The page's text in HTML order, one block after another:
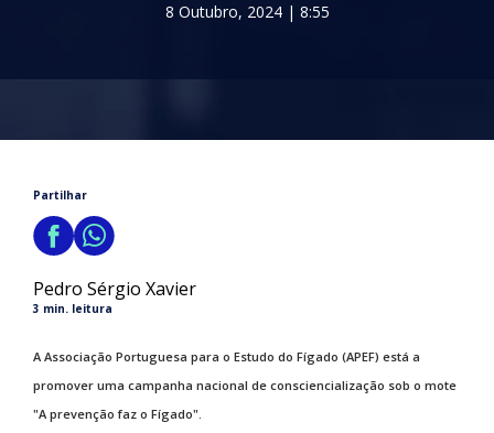
8 Outubro, 2024 | 8:55
Partilhar
Pedro Sérgio Xavier
3 min. leitura
A Associação Portuguesa para o Estudo do Fígado (APEF) está a
promover uma campanha nacional de consciencialização sob o mote
"A prevenção faz o Fígado".